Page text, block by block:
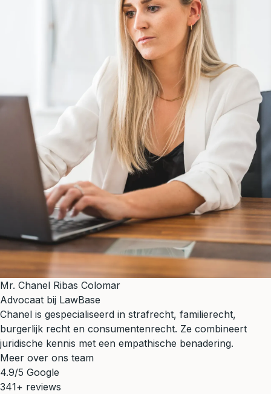
Mr. Chanel Ribas Colomar
Advocaat bij LawBase
Chanel is gespecialiseerd in strafrecht, familierecht,
burgerlijk recht en consumentenrecht. Ze combineert
juridische kennis met een empathische benadering.
Meer over ons team
4.9/5 Google
341+ reviews